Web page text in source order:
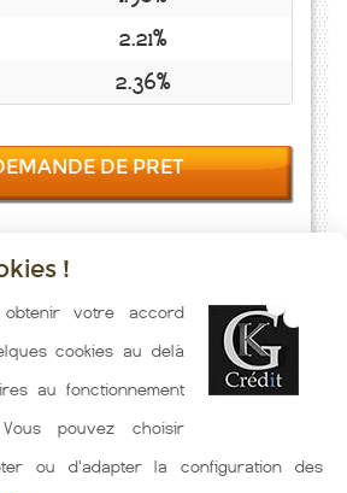
2.21%
2.36%
DE PRET
(Linazay) toutes les semaines. Taux
nos partenaires bancaires. Meilleur Taux
crédit immobilier indicatif fonction des
!
obtenir votre accord
cookies au delà
au fonctionnement
pouvez choisir
ou d'adapter la configuration des